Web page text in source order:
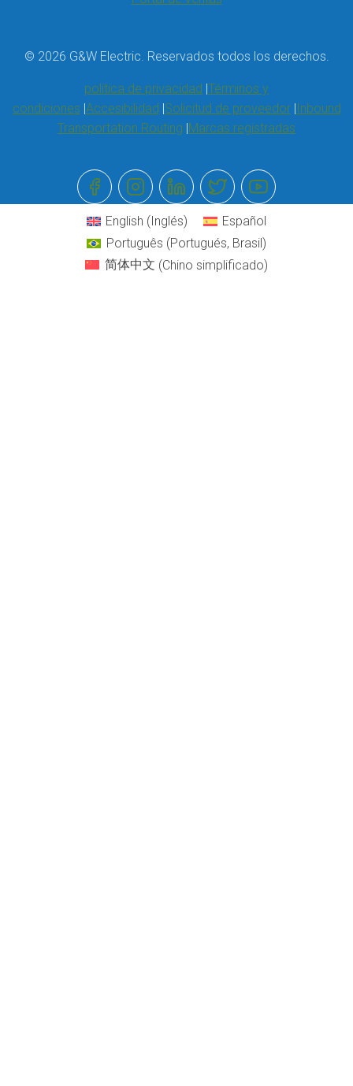
© 2026 G&W Electric. Reservados todos los derechos.
política de privacidad Términos y
condiciones Accesibilidad Solicitud de proveedor Inbound
Transportation Routing Marcas registradas
English (Inglés)
Español
Português (Portugués, Brasil)
简体中文 (Chino simplificado)